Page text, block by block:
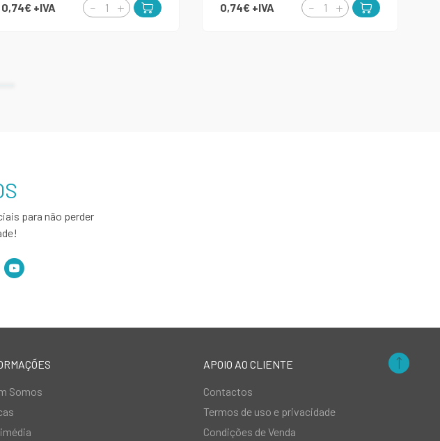
0,74€ +IVA 0,74€ +IVA
para não perder
Somos
APOIO AO CLIENTE
Contactos
Termos de uso e privacidade
Condições de Venda